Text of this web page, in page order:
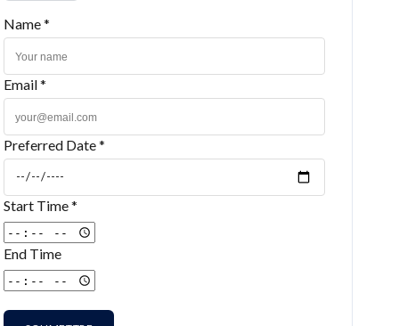
Name *
Email *
Preferred Date *
Start Time *
End Time